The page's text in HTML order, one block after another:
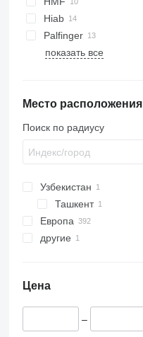
Actros 2644
Actros 2653
Actros 3241
Arocs 3253
Hiab
Palfinger
показать все
Место расположения
Поиск по радиусу
Узбекистан
Ташкент
Европа
Германия
Чехия
Бельгия
другие
Цена
–